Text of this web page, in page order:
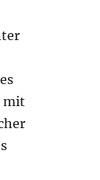
mit